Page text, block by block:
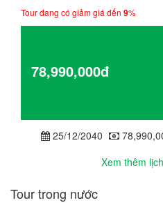
Tour đang có giảm giá đến 9%
78,990,000đ
25/12/2040
Xem thêm
Tour trong nước